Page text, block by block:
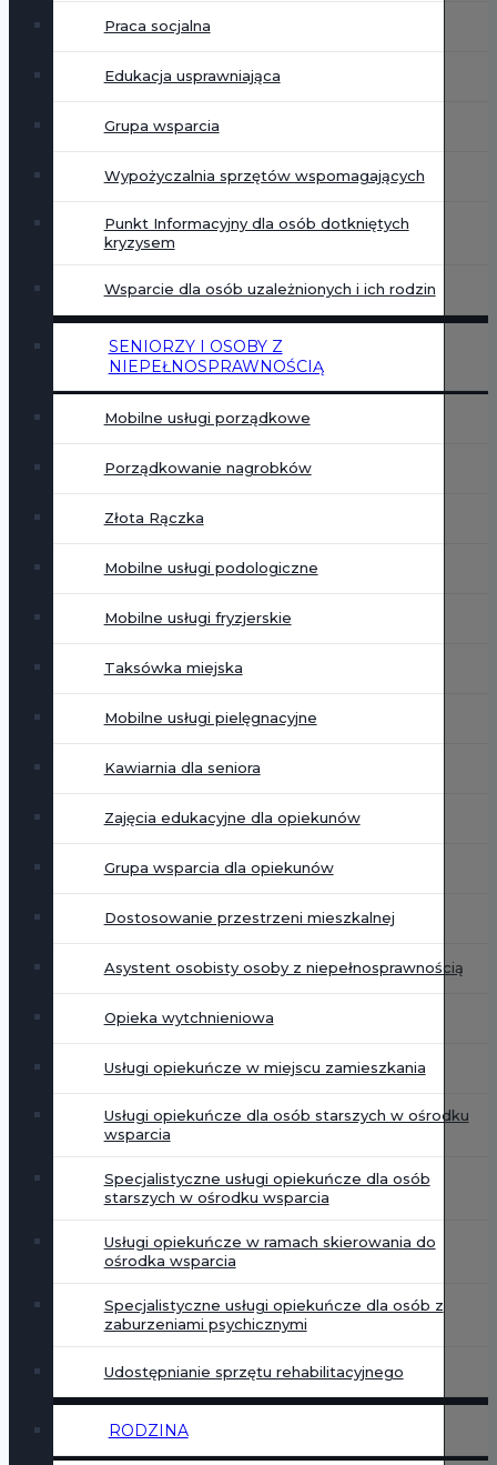
Praca socjalna
Edukacja usprawniająca
Grupa wsparcia
Wypożyczalnia sprzętów wspomagających
Punkt Informacyjny dla osób dotkniętych
kryzysem
Wsparcie dla osób uzależnionych i ich rodzin
SENIORZY I OSOBY Z
NIEPEŁNOSPRAWNOŚCIĄ
Mobilne usługi porządkowe
Porządkowanie nagrobków
Złota Rączka
Mobilne usługi podologiczne
Mobilne usługi fryzjerskie
Taksówka miejska
Mobilne usługi pielęgnacyjne
Kawiarnia dla seniora
Zajęcia edukacyjne dla opiekunów
Grupa wsparcia dla opiekunów
Dostosowanie przestrzeni mieszkalnej
Asystent osobisty osoby z niepełnosprawnością
Opieka wytchnieniowa
Usługi opiekuńcze w miejscu zamieszkania
Usługi opiekuńcze dla osób starszych w ośrodku
wsparcia
Specjalistyczne usługi opiekuńcze dla osób
starszych w ośrodku wsparcia
Usługi opiekuńcze w ramach skierowania do
ośrodka wsparcia
Specjalistyczne usługi opiekuńcze dla osób z
zaburzeniami psychicznymi
Udostępnianie sprzętu rehabilitacyjnego
RODZINA